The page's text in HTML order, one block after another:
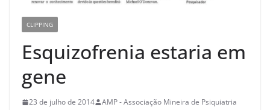
CLIPPING
Esquizofrenia estaria em
gene
23 de julho de 2014 AMP - Associação Mineira de Psiquiatria